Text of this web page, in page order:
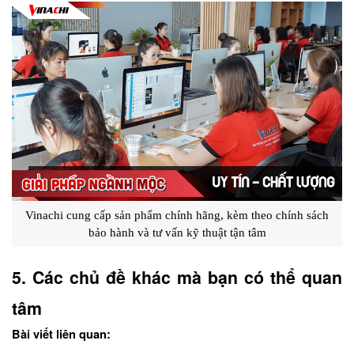
Vinachi cung cấp sản phẩm chính hãng, kèm theo chính sách
bảo hành và tư vấn kỹ thuật tận tâm
5. Các chủ đề khác mà bạn có thể quan
tâm
Bài viết liên quan: